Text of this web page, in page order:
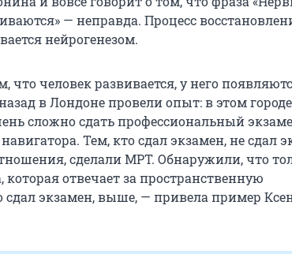
— неправда. Процесс
нейрогенезом.
что человек развивается, у него
в Лондоне провели опыт: в этом
сложно сдать профессиональный
Тем, кто сдал экзамен, не сдал
сделали МРТ. Обнаружили, что
которая отвечает за пространственную
сдал экзамен, выше, — привела пример